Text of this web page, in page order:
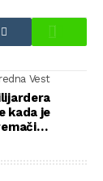
Vest
kada je